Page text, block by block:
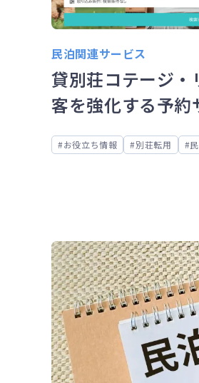
民泊関連サービス
貸別荘コテージ
客を強化する予
（タビルモ）」と
お役立ち情報 別荘転用